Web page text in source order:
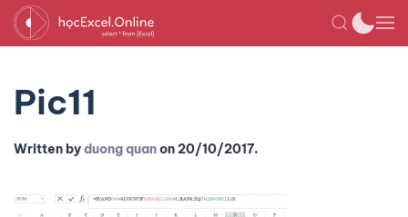
Pic11
Written byduong quanon20/10/2017.